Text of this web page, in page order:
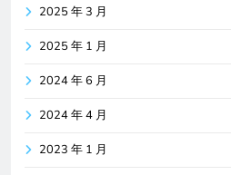
2025 年 3 月
2025 年 1 月
2024 年 6 月
2024 年 4 月
2023 年 1 月